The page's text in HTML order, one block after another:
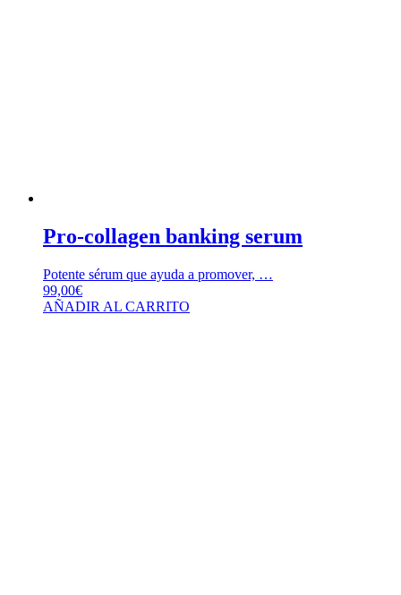
Pro-collagen banking serum
Potente sérum que ayuda a promover, …
99,00€
AÑADIR AL CARRITO